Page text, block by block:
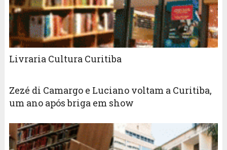
Livraria Cultura Curitiba
Zezé di Camargo e Luciano voltam a Curitiba,
um ano após briga em show